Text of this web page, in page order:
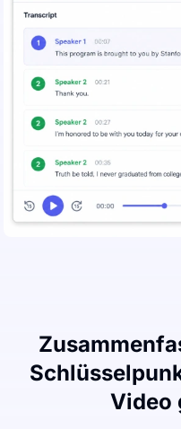
Video